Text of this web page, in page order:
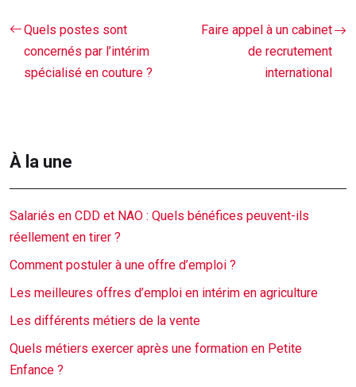
Quels postes sont
concernés par l’intérim
spécialisé en couture ?
Faire appel à un cabinet
de recrutement
international
À la une
Salariés en CDD et NAO : Quels bénéfices peuvent-ils
réellement en tirer ?
Comment postuler à une offre d’emploi ?
Les meilleures offres d’emploi en intérim en agriculture
Les différents métiers de la vente
Quels métiers exercer après une formation en Petite
Enfance ?